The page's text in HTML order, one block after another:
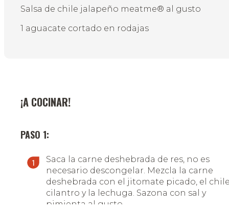
Salsa de chile jalapeño meatme® al gusto
1 aguacate cortado en rodajas
¡A COCINAR!
PASO 1:
Saca la carne deshebrada de res, no es
necesario descongelar. Mezcla la carne
deshebrada con el jitomate picado, el
cilantro y la lechuga. Sazona con sal y
pimienta al gusto.